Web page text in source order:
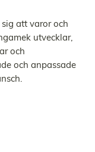
att varor och
utvecklar,
och
och anpassade